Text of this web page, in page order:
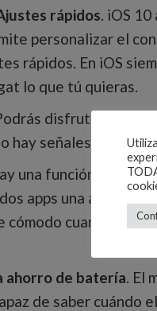
rápidos. iOS
personalizar el
rápidos. En iOS
lo que tú quieras.
disfrutar con
hay señales de nada
una función similar
apps una al lado
cómodo cuando
ahorro de batería. El
de saber cuándo